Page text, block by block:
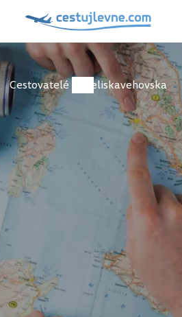
Cestovatelé eliskavehovska